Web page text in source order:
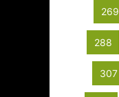
269
288
307